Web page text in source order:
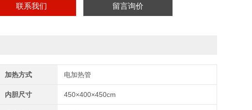
联系我们 留言询价
加热方式 电加热管
内胆尺寸 450×400×450cm